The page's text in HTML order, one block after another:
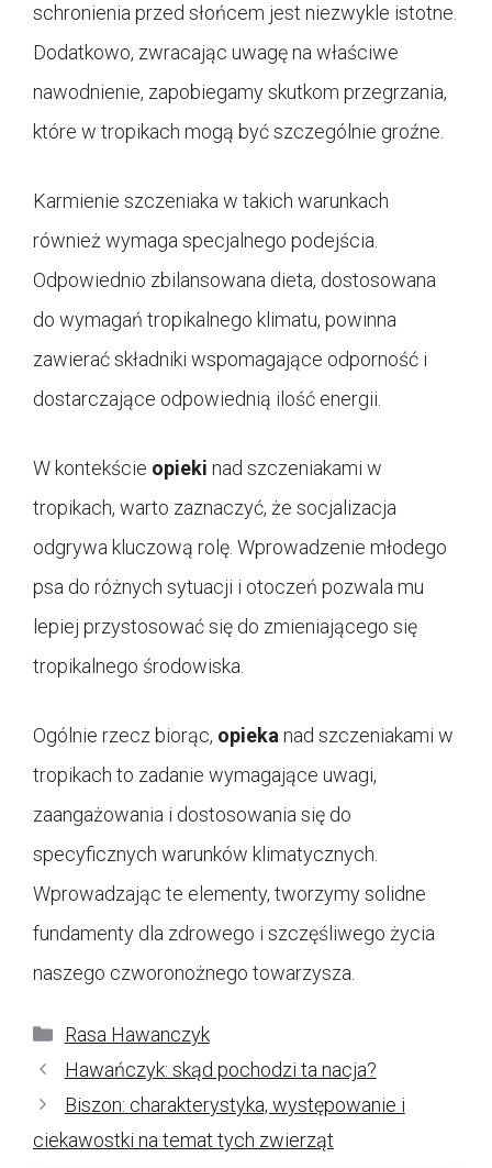
schronienia przed słońcem jest niezwykle istotne.
Dodatkowo, zwracając uwagę na właściwe
nawodnienie, zapobiegamy skutkom przegrzania,
które w tropikach mogą być szczególnie groźne.
Karmienie szczeniaka w takich warunkach
również wymaga specjalnego podejścia.
Odpowiednio zbilansowana dieta, dostosowana
do wymagań tropikalnego klimatu, powinna
zawierać składniki wspomagające odporność i
dostarczające odpowiednią ilość energii.
W kontekście opieki nad szczeniakami w
tropikach, warto zaznaczyć, że socjalizacja
odgrywa kluczową rolę. Wprowadzenie młodego
psa do różnych sytuacji i otoczeń pozwala mu
lepiej przystosować się do zmieniającego się
tropikalnego środowiska.
Ogólnie rzecz biorąc, opieka nad szczeniakami w
tropikach to zadanie wymagające uwagi,
zaangażowania i dostosowania się do
specyficznych warunków klimatycznych.
Wprowadzając te elementy, tworzymy solidne
fundamenty dla zdrowego i szczęśliwego życia
naszego czworonożnego towarzysza.
Kategorie
Rasa Hawanczyk
Hawańczyk: skąd pochodzi ta nacja?
Biszon: charakterystyka, występowanie i
ciekawostki na temat tych zwierząt